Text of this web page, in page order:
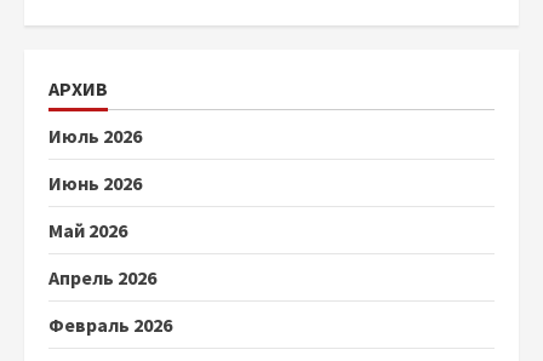
АРХИВ
Июль 2026
Июнь 2026
Май 2026
Апрель 2026
Февраль 2026